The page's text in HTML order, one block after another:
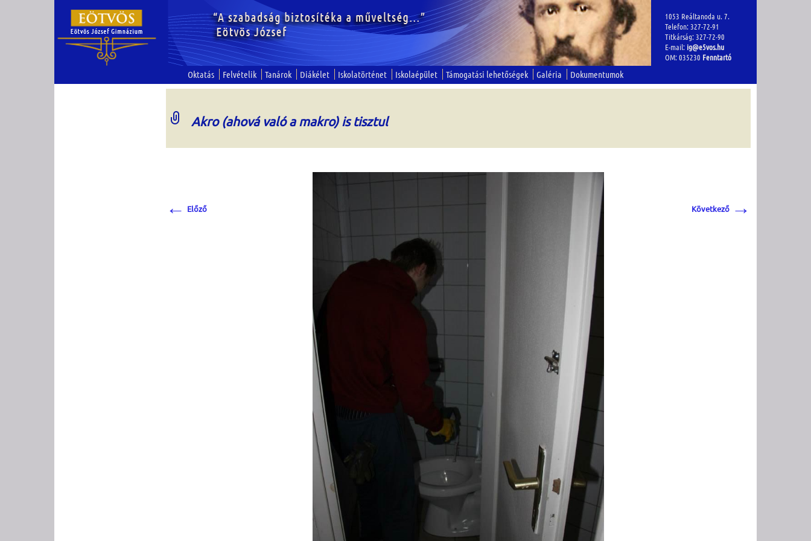
1053 Reáltanoda u. 7.
Telefon: 327-72-91
Titkárság: 327-72-90
E-mail: ig@e5vos.hu
OM: 035230 Fenntartó
Oktatás Felvételik Tanárok Diákélet Iskolatörténet Iskolaépület Támogatási lehetőségek Galéria Dokumentumok
Akro (ahová való a makro) is tisztul
← Előző Következő →